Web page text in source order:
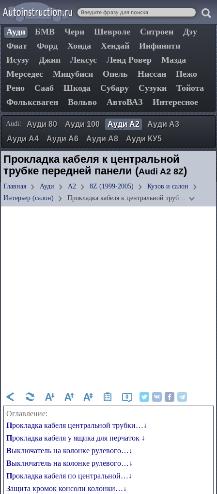
Ауди БМВ Чери Шевроле Ситроен
Дэу
Фиат
Форд Хонда Хендай
Инфинити
Исузу
Джип Лексус Ленд Ровер
Мазда
Мерседес
Мицубиси Опель Ниссан
Пежо
Рено
Сааб Шкода Субару Сузуки
Тойота
Фольксваген
Вольво АвтоВАЗ Интересное
Audi: Ауди 80 Ауди 100 Ауди А2
Ауди А3
Ауди А4
Ауди А6 Ауди А8 Ауди КУ5
Прокладка кабеля к центральной
трубке передней панели (Audi A2 8Z)
Главная Ауди А2 8Z (1999-2005)
Кузов и салон
Интерьер (салон)
Прокладка кабеля к центральной труб…
0
Оглавление:
Прокладка кабеля центральной трубки…↓
Прокладка кабеля у ящика для перчаток ↓
Выключатель на колонке рулевого…↓
Выключатель на колонке рулевого…↓
Прокладка кабеля по центральной…↓
Защита кромок консоли колонки…↓